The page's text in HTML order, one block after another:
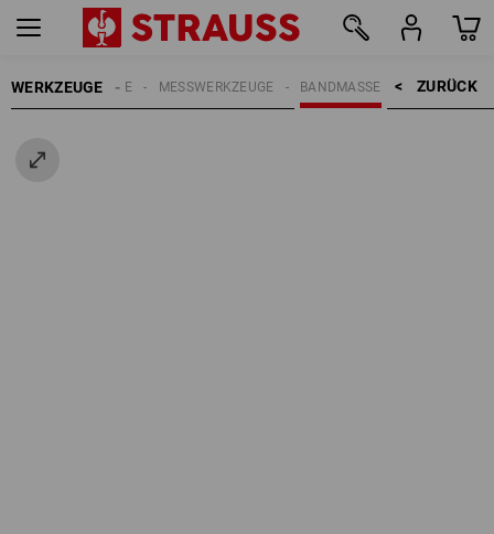
WERKZEUGE ZURÜCK    >
BANDMASSE
MESSWERKZEUGE
HANDWERKZEUGE